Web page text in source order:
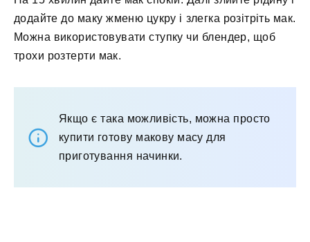
додайте до маку жменю цукру і злегка розітріть мак.
Можна використовувати ступку чи блендер, щоб
трохи розтерти мак.
Якщо є така можливість, можна просто
купити готову макову масу для
приготування начинки.